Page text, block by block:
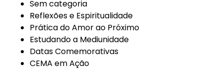
Bazar
Beneficente
Sem categoria
Reflexões e Espiritualidade
Prática do Amor ao Próximo
Estudando a Mediunidade
Datas Comemorativas
CEMA em Ação